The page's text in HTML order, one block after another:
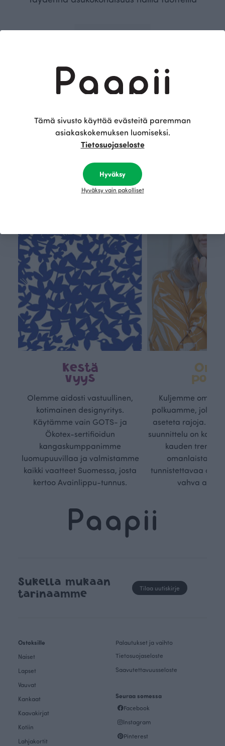
LASTEN PUUVILLAPIPO, Raidallinen
Musta
30.00 EUR
Tämä on Paapii
Kestä
vyys
Olemme aidosti vastuullinen,
kotimainen designyritys.
Käytämme vain GOTS- ja
Ökotex-sertifioidun
kangaskumppanimme
luomupuuvillaa ja valmistamme
kaikki vaatteet Suomessa, josta
kertoo Avainlippu-tunnus.
Oma
Kuljemme omaa,
polkuamme, jolla
aseteta rajoja.
suunnittelu on
kauden
omanlaista,
tunnistettavaa
vahva
Sukella mukaan
tarinaamme
Tilaa uutiskirje
Ostoksille
Naiset
Lapset
Vauvat
Kankaat
Kaavakirjat
Kotiin
Lahjakortit
Palautukset ja vaihto
Tietosuojaseloste
Saavutettavuusseloste
Seuraa somessa
Facebook
Instagram
Pinterest
Tämä sivusto käyttää evästeitä paremman
asiakaskokemuksen luomiseksi.
Tietosuojaseloste
Hyväksy
Hyväksy vain pakolliset